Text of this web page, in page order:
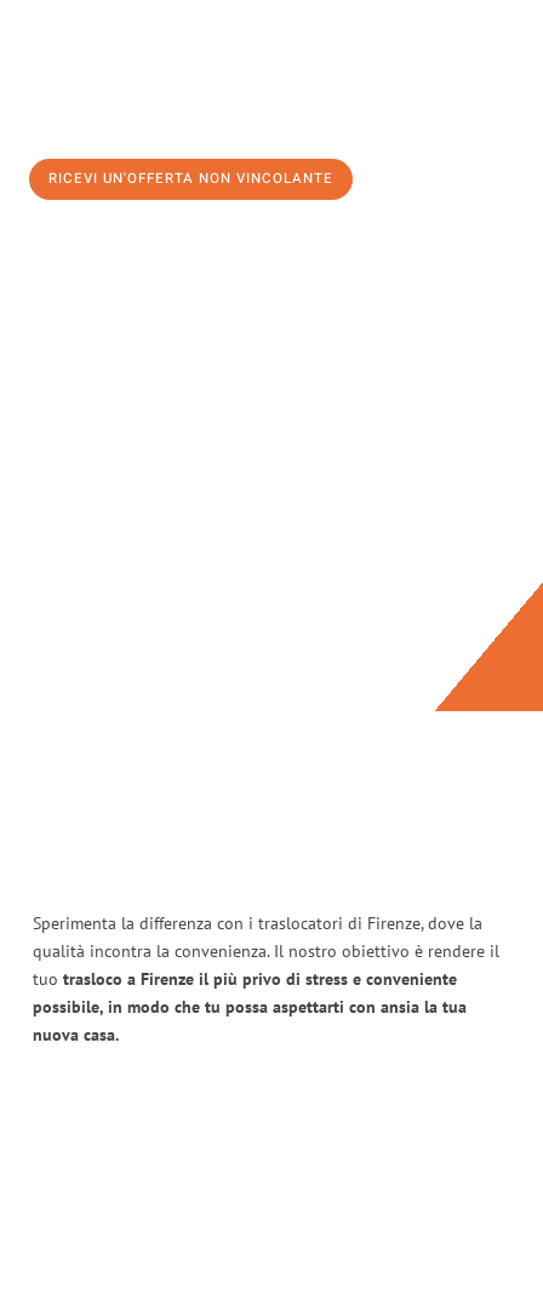
RICEVI UN'OFFERTA NON VINCOLANTE
Sperimenta la differenza con i traslocatori di Firenze, dove la
qualità incontra la convenienza. Il nostro obiettivo è rendere il
tuo trasloco a Firenze il più privo di stress e conveniente
possibile, in modo che tu possa aspettarti con ansia la tua
nuova casa.